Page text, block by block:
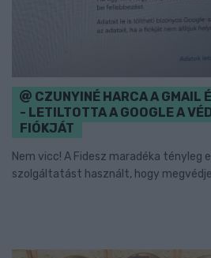
CZUNYINÉ HARCA A GMAIL
- LETILTOTTA A GOOGLE A
FIÓKJÁT
Nem vicc! A Fidesz maradéka tényleg
szolgáltatást használt, hogy